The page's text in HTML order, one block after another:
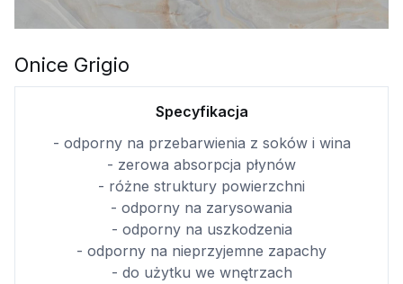
Onice Grigio
Specyfikacja
- odporny na przebarwienia z soków i wina
- zerowa absorpcja płynów
- różne struktury powierzchni
- odporny na zarysowania
- odporny na uszkodzenia
- odporny na nieprzyjemne zapachy
- do użytku we wnętrzach